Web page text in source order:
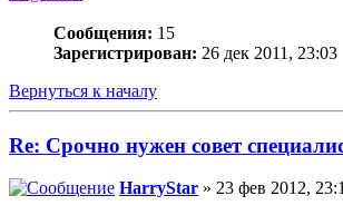
Сообщения: 15
Зарегистрирован: 26 дек 2011, 23:03
Вернуться к началу
Re: Срочно нужен совет
HarryStar » 23 фев 2012,